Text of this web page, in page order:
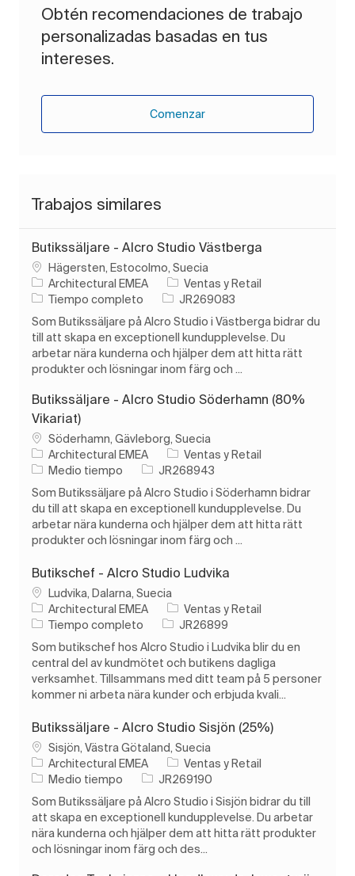
Obtén recomendaciones de trabajo
personalizadas basadas en tus
intereses.
Comenzar
Trabajos similares
Butikssäljare - Alcro Studio Västberga
Ubicación
Hägersten, Estocolmo, Suecia
Architectural EMEA
Categoría
Ventas y Retail
Tipo de trabajo
Tiempo completo ID de trabajo
JR269083
Som Butikssäljare på Alcro Studio i Västberga bidrar du
till att skapa en exceptionell kundupplevelse. Du
arbetar nära kunderna och hjälper dem att hitta rätt
produkter och lösningar inom färg och ...
Butikssäljare - Alcro Studio Söderhamn (80%
Vikariat)
Ubicación
Söderhamn, Gävleborg, Suecia
Architectural EMEA
Categoría
Ventas y Retail
Tipo de trabajo
Medio tiempo ID de trabajo
JR268943
Som Butikssäljare på Alcro Studio i Söderhamn bidrar
du till att skapa en exceptionell kundupplevelse. Du
arbetar nära kunderna och hjälper dem att hitta rätt
produkter och lösningar inom färg och ...
Butikschef - Alcro Studio Ludvika
Ubicación
Ludvika, Dalarna, Suecia
Architectural EMEA
Categoría
Ventas y Retail
Tipo de trabajo
Tiempo completo ID de trabajo
JR26899
Som butikschef hos Alcro Studio i Ludvika blir du en
central del av kundmötet och butikens dagliga
verksamhet. Tillsammans med ditt team på 5 personer
kommer ni arbeta nära kunder och erbjuda kvali...
Butikssäljare - Alcro Studio Sisjön (25%)
Ubicación
Sisjön, Västra Götaland, Suecia
Architectural EMEA
Categoría
Ventas y Retail
Tipo de trabajo
Medio tiempo ID de trabajo
JR269190
Som Butikssäljare på Alcro Studio i Sisjön bidrar du till
att skapa en exceptionell kundupplevelse. Du arbetar
nära kunderna och hjälper dem att hitta rätt produkter
och lösningar inom färg och des...